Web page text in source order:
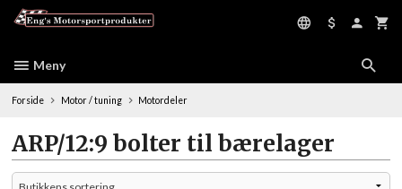
Meny
Forside Motor / tuning Motordeler
ARP/12:9 bolter til bærelager